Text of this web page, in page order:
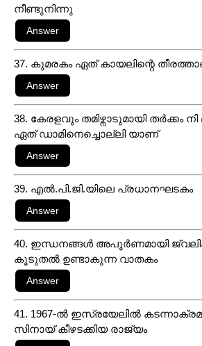
നീണ്ടുനിന്നു
37. കുമരകം ഏത് കായലിന്റെ
38. കേരളവും തമിഴ്നാടുമായി തർക്കം
ഏത് ഡാമിനെച്ചൊല്ലി യാണ്
39. എൽ.പി.ജി.യിലെ പ്രധാനഘടകം
40. ഇന്ധനങ്ങൾ അപൂർണമായി
കൂടുതൽ ഉണ്ടാകുന്ന വാതകം
41. 1967-ൽ ഇസ്രയേലിൽ
സിനായ് കീഴടക്കിയ രാജ്യം